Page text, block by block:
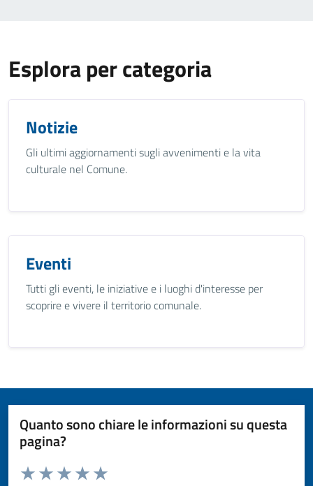
Esplora per categoria
Notizie
Gli ultimi aggiornamenti sugli avvenimenti e la vita
culturale nel Comune.
Eventi
Tutti gli eventi, le iniziative e i luoghi d'interesse per
scoprire e vivere il territorio comunale.
Quanto sono chiare le informazioni su questa
pagina?
Valuta da 1 a 5 stelle la pagina